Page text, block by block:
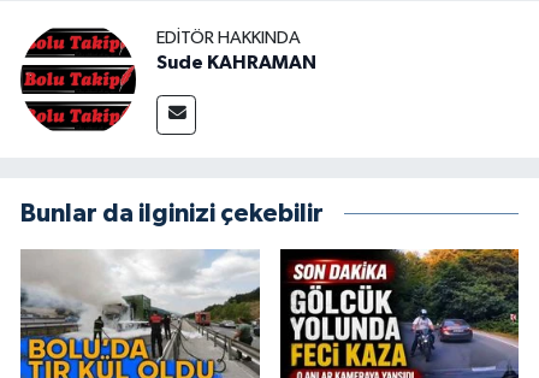
EDITÖR HAKKINDA
Sude KAHRAMAN
Bunlar da ilginizi çekebilir